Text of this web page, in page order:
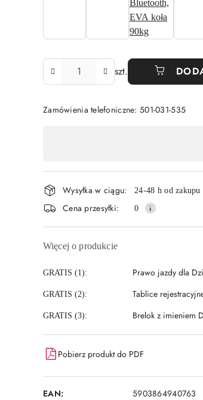
szt.
Zamówienia telefoniczne: 501-031-535
płatność
i
dostawa
Wysyłka w ciągu: 24-48 h od zakupu
Cena przesyłki: 0
Więcej o produkcie
GRATIS (1): Prawo jazdy dla
GRATIS (2): Tablice
GRATIS (3): Brelok z imieniem
Pobierz produkt do PDF
EAN: 5903864940763